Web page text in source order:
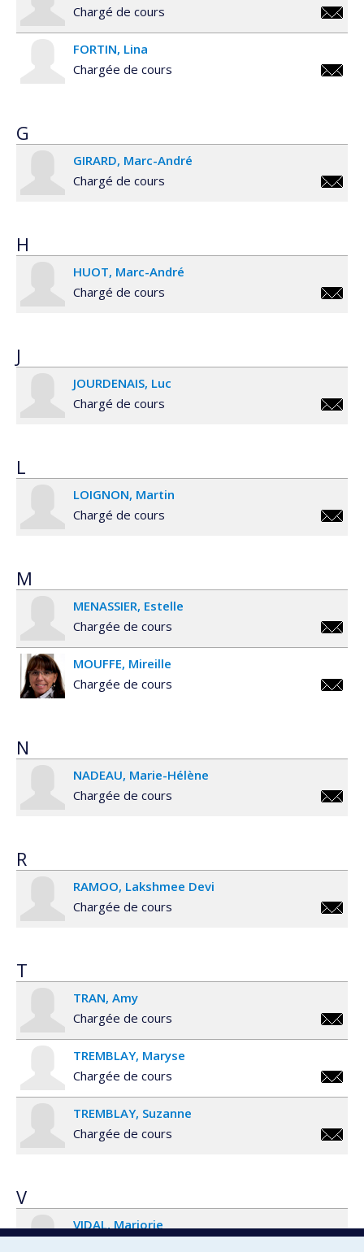
Chargé de cours
FORTIN Lina
Chargée de cours
G
GIRARD Marc-André
Chargé de cours
H
HUOT Marc-André
Chargé de cours
J
JOURDENAIS Luc
Chargé de cours
L
LOIGNON Martin
Chargé de cours
M
MENASSIER Estelle
Chargée de cours
MOUFFE Mireille
Chargée de cours
N
NADEAU Marie-Hélène
Chargée de cours
R
RAMOO Lakshmee Devi
Chargée de cours
T
TRAN Amy
Chargée de cours
TREMBLAY Maryse
Chargée de cours
TREMBLAY Suzanne
Chargée de cours
V
VIDAL Marjorie